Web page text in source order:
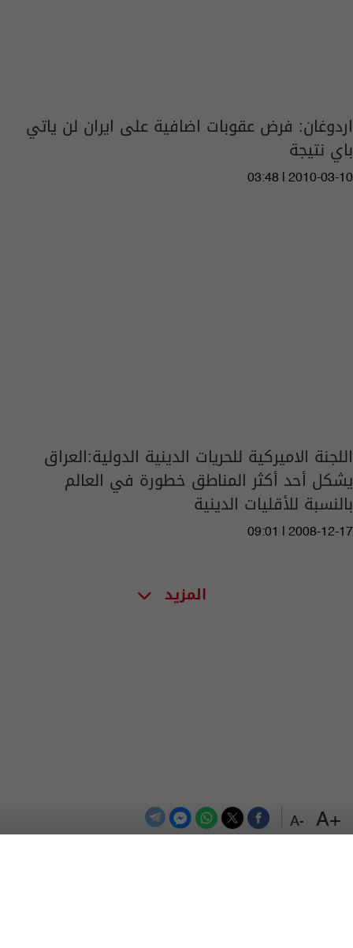
+A
-A
اردوغان: فرض عقوبات اضافية على ايران لن ياتي
باي نتيجة
03:48 | 2010-03-10
اللجنة الاميركية للحريات الدينية الدولية:العراق
يشكل أحد أكثر المناطق خطورة في العالم
بالنسبة للأقليات الدينية
09:01 | 2008-12-17
المزيد